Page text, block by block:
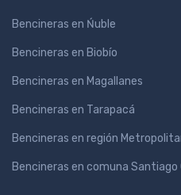
Bencineras en Ńuble
Bencineras en Biobío
Bencineras en Magallanes
Bencineras en Tarapacá
Bencineras en región
Bencineras en comuna Santiago